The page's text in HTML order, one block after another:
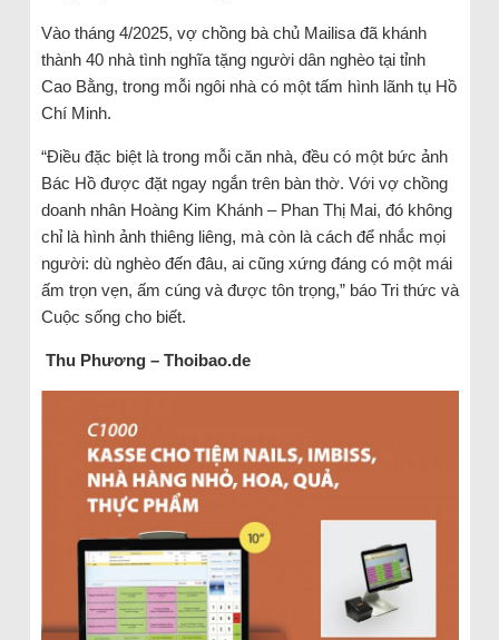
Vào tháng 4/2025, vợ chồng bà chủ Mailisa đã khánh
thành 40 nhà tình nghĩa tặng người dân nghèo tại tỉnh
Cao Bằng, trong mỗi ngôi nhà có một tấm hình lãnh tụ Hồ
Chí Minh.
“Điều đặc biệt là trong mỗi căn nhà, đều có một bức ảnh
Bác Hồ được đặt ngay ngắn trên bàn thờ. Với vợ chồng
doanh nhân Hoàng Kim Khánh – Phan Thị Mai, đó không
chỉ là hình ảnh thiêng liêng, mà còn là cách để nhắc mọi
người: dù nghèo đến đâu, ai cũng xứng đáng có một mái
ấm trọn vẹn, ấm cúng và được tôn trọng,” báo Tri thức và
Cuộc sống cho biết.
Thu Phương – Thoibao.de